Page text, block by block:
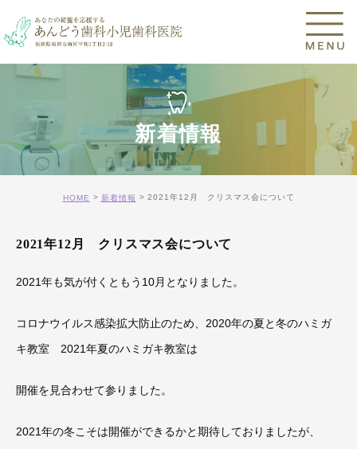
新着情報
HOME 新着情報 2021年12月 クリスマス会について
2021年12月 クリスマス会について
2021年も気が付くともう10月となりました。
コロナウイルス感染拡大防止のため、2020年の夏と冬のハミガ
キ教室 2021年夏のハミガキ教室は
開催を見合わせて参りました。
2021年の冬こそは開催ができるかと期待しておりましたが、